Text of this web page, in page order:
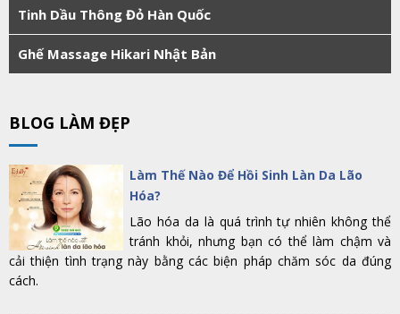
Tinh Dầu Thông Đỏ Hàn Quốc
Ghế Massage Hikari Nhật Bản
BLOG LÀM ĐẸP
Làm Thế Nào Để Hồi Sinh Làn Da Lão
Hóa?
Lão hóa da là quá trình tự nhiên không thể
tránh khỏi, nhưng bạn có thể làm chậm và
cải thiện tình trạng này bằng các biện pháp chăm sóc da đúng
cách.